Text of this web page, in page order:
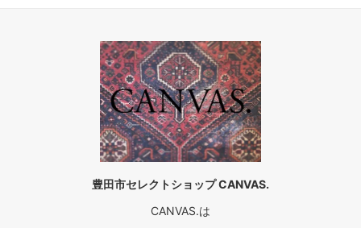
豊田市セレクトショップ CANVAS.
CANVAS.は